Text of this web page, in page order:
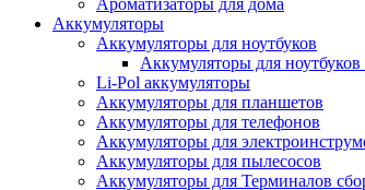
Ароматизаторы для дома
Аккумуляторы
Аккумуляторы для ноутбуков
Аккумуляторы для ноутбуков
Li-Pol аккумуляторы
Аккумуляторы для планшетов
Аккумуляторы для телефонов
Аккумуляторы для
Аккумуляторы для пылесосов
Аккумуляторы для Терминалов